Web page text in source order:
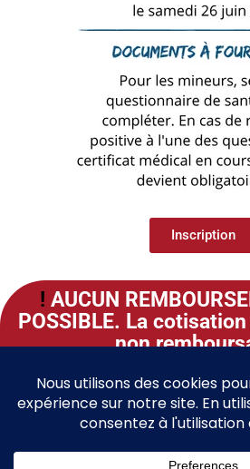
Inscription
! AUCUN
POSSIBLE. La
non
Télécharger les